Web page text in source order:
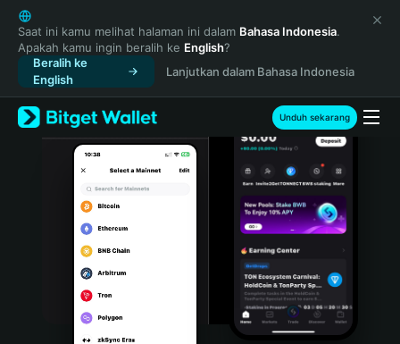
English
日本語
Tiếng Việt
Русский
Español (Latinoamérica)
Türkçe
Italiano
Português (Portugal)
Bahasa Indonesia
Saat ini kamu melihat halaman ini dalam Bahasa Indonesia.
Apakah kamu ingin beralih ke English?
Beralih ke
English
Lanjutkan dalam Bahasa Indonesia
Unduh sekarang